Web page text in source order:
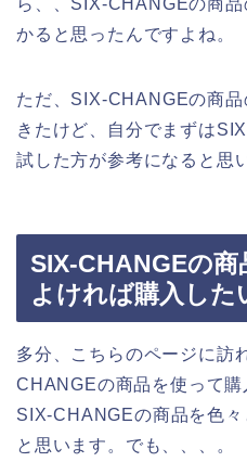
かると思ったんですよね。
ただ、SIX-CHANGEの商
きたけど、自分でまずは
試した方が参考になると思
SIX-CHANGEの
よければ購入した
多分、こちらのページに訪
CHANGEの商品を使って購
SIX-CHANGEの商品を色
と思います。でも、、、。